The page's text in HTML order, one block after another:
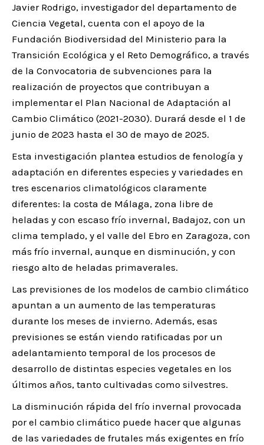
Javier Rodrigo, investigador del departamento de
Ciencia Vegetal, cuenta con el apoyo de la
Fundación Biodiversidad del Ministerio para la
Transición Ecológica y el Reto Demográfico, a través
de la Convocatoria de subvenciones para la
realización de proyectos que contribuyan a
implementar el Plan Nacional de Adaptación al
Cambio Climático (2021-2030). Durará desde el 1 de
junio de 2023 hasta el 30 de mayo de 2025.
Esta investigación plantea estudios de fenología y
adaptación en diferentes especies y variedades en
tres escenarios climatológicos claramente
diferentes: la costa de Málaga, zona libre de
heladas y con escaso frío invernal, Badajoz, con un
clima templado, y el valle del Ebro en Zaragoza, con
más frío invernal, aunque en disminución, y con
riesgo alto de heladas primaverales.
Las previsiones de los modelos de cambio climático
apuntan a un aumento de las temperaturas
durante los meses de invierno. Además, esas
previsiones se están viendo ratificadas por un
adelantamiento temporal de los procesos de
desarrollo de distintas especies vegetales en los
últimos años, tanto cultivadas como silvestres.
La disminución rápida del frío invernal provocada
por el cambio climático puede hacer que algunas
de las variedades de frutales más exigentes en frío